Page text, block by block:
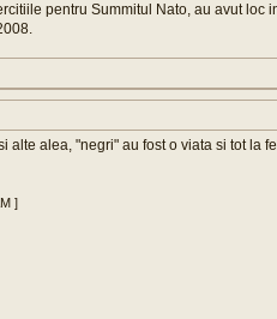
pentru Summitul Nato, au avut
alte alea, "negri" au fost o viata si tot la
]